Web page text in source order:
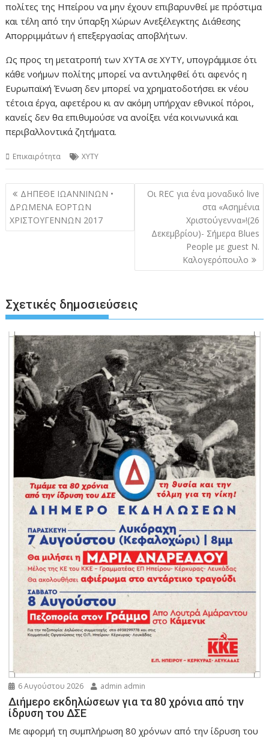
πολίτες της Ηπείρου να μην έχουν επιβαρυνθεί με πρόστιμα
και τέλη από την ύπαρξη Χώρων Ανεξέλεγκτης Διάθεσης
Απορριμμάτων ή επεξεργασίας αποβλήτων.
Ως προς τη μετατροπή των ΧΥΤΑ σε ΧΥΤΥ, υπογράμμισε ότι
κάθε νοήμων πολίτης μπορεί να αντιληφθεί ότι αφενός η
Ευρωπαϊκή Ένωση δεν μπορεί να χρηματοδοτήσει εκ νέου
τέτοια έργα, αφετέρου κι αν ακόμη υπήρχαν εθνικοί πόροι,
κανείς δεν θα επιθυμούσε να ανοίξει νέα κοινωνικά και
περιβαλλοντικά ζητήματα.
Επικαιρότητα XYTY
Πλοήγηση
άρθρων
ΔΗΠΕΘΕ ΙΩΑΝΝΙΝΩΝ •
ΔΡΩΜΕΝΑ ΕΟΡΤΩΝ
ΧΡΙΣΤΟΥΓΕΝΝΩΝ 2017
Οι REC για ένα μοναδικό live
στα «Ασημένια
Χριστούγεννα»!(26
Δεκεμβρίου)- Σήμερα Blues
People με guest Ν.
Καλογερόπουλο
Σχετικές δημοσιεύσεις
6 Αυγούστου 2026 admin admin
Διήμερο εκδηλώσεων για τα 80 χρόνια από την
ίδρυση του ΔΣΕ
Με αφορμή τη συμπλήρωση 80 χρόνων από την ίδρυση του